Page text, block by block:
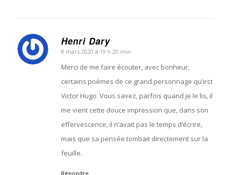
Henri Dary
dit
:
8 mars 2020 à 19 h 20 min
Merci de me faire écouter, avec bonheur,
certains poèmes de ce grand personnage qu’est
Victor Hugo. Vous savez, parfois quand je le lis, il
me vient cette douce impression que, dans son
effervescence, il n’avait pas le temps d’écrire,
mais que sa pensée tombait directement sur la
feuille.
Répondre